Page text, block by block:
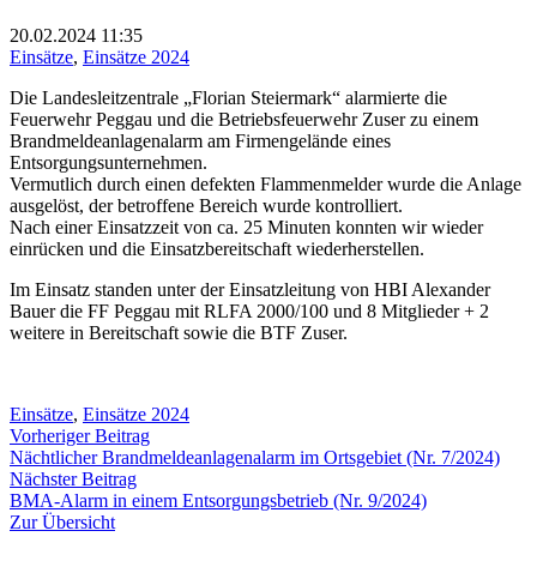
20.02.2024 11:35
Einsätze, Einsätze 2024
Die Landesleitzentrale „Florian Steiermark“ alarmierte die
Feuerwehr Peggau und die Betriebsfeuerwehr Zuser zu einem
Brandmeldeanlagenalarm am Firmengelände eines
Entsorgungsunternehmen.
Vermutlich durch einen defekten Flammenmelder wurde die Anlage
ausgelöst, der betroffene Bereich wurde kontrolliert.
Nach einer Einsatzzeit von ca. 25 Minuten konnten wir wieder
einrücken und die Einsatzbereitschaft wiederherstellen.
Im Einsatz standen unter der Einsatzleitung von HBI Alexander
Bauer die FF Peggau mit RLFA 2000/100 und 8 Mitglieder + 2
weitere in Bereitschaft sowie die BTF Zuser.
Einsätze, Einsätze 2024
Beitragsnavigation
Vorheriger BeitragVorheriger
Beitrag:
Nächtlicher Brandmeldeanlagenalarm im Ortsgebiet (Nr. 7/2024)
Nächster BeitragNächster
Beitrag:
BMA-Alarm in einem Entsorgungsbetrieb (Nr. 9/2024)
Zur Übersicht